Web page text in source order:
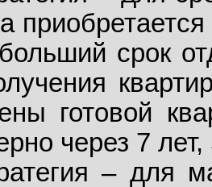
срок
готовой
через 7
– для